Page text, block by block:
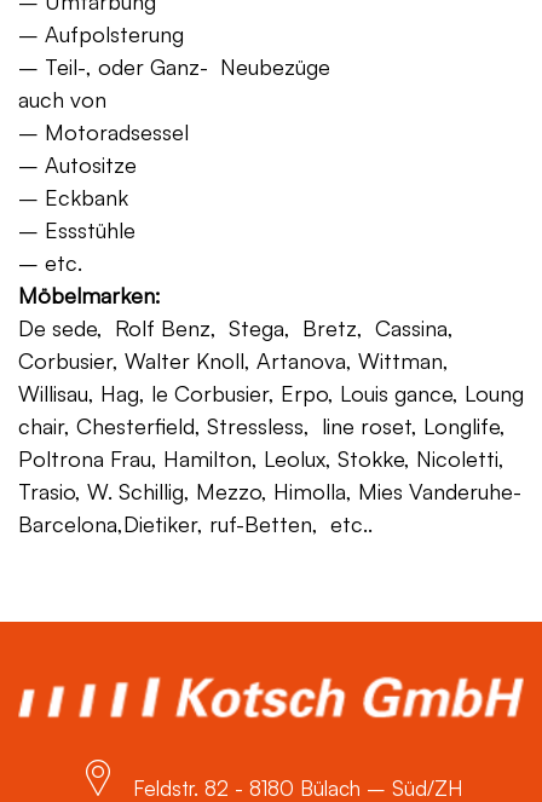
– Aufpolsterung
– Teil-, oder Ganz- Neubezüge
auch von
– Motoradsessel
– Autositze
– Eckbank
– Essstühle
– etc.
Möbelmarken:
De sede, Rolf Benz, Stega, Bretz, Cassina,
Corbusier, Walter Knoll, Artanova, Wittman,
Willisau, Hag, le Corbusier, Erpo, Louis gance, Loung
chair, Chesterfield, Stressless, line roset, Longlife,
Poltrona Frau, Hamilton, Leolux, Stokke, Nicoletti,
Trasio, W. Schillig, Mezzo, Himolla, Mies Vanderuhe-
Barcelona,Dietiker, ruf-Betten, etc..
Feldstr. 82 - 8180 Bülach – Süd/ZH